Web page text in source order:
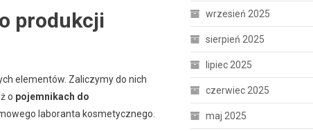
produkcji
elementów. Zaliczymy do nich
o pojemnikach do
laboranta kosmetycznego.
wrzesień 2025
sierpień 2025
lipiec 2025
czerwiec 2025
maj 2025